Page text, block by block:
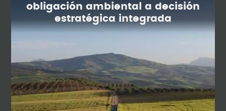
obligación ambiental a decisión
estratégica integrada